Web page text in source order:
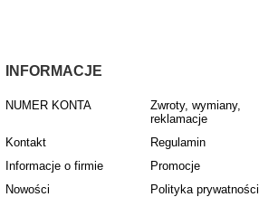
INFORMACJE
NUMER KONTA
Zwroty, wymiany,
reklamacje
Kontakt
Regulamin
Informacje o firmie
Promocje
Nowości
Polityka prywatności